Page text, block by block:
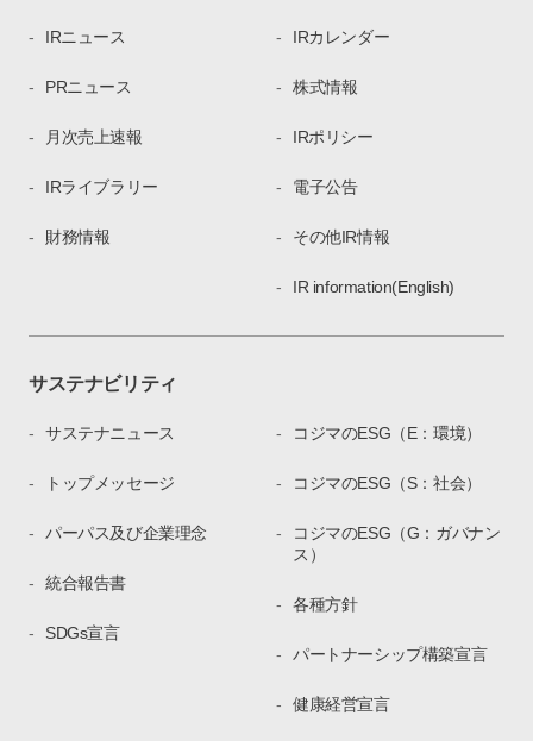
IRニュース
PRニュース
月次売上速報
IRライブラリー
財務情報
IRカレンダー
株式情報
IRポリシー
電子公告
その他IR情報
IR information(English)
サステナビリティ
サステナニュース
トップメッセージ
パーパス及び企業理念
統合報告書
SDGs宣言
コジマのESG（E：環境）
コジマのESG（S：社会）
コジマのESG（G：ガバナン
ス）
各種方針
パートナーシップ構築宣言
健康経営宣言